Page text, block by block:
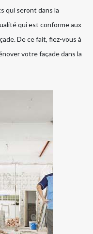
qui seront dans la
qui est conforme aux
De ce fait, fiez-vous à
votre façade dans la